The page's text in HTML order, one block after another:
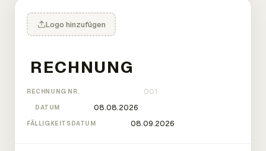
Logo hinzufügen
RECHNUNG NR.
DATUM
FÄLLIGKEITSDATUM